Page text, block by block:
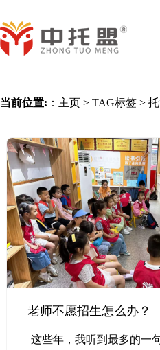
当前位置: ： 主页 > TAG标签 >
老师不愿招生怎么办？
这些年，我听到最多的一